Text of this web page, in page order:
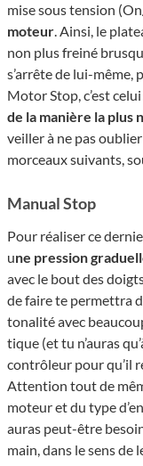
mise sous tension
moteur. Ainsi, le
non plus freiné
s’ar­rête de lui-même,
Motor Stop, c’est
de la manière la plus
veiller à ne pas
morceaux suivants,
Manual Stop
Pour réaliser ce
une pres­sion
avec le bout des
de faire te permet­tra
tona­lité avec
tique (et tu n’auras
contrôleur pour qu’il
Attention tout de
moteur et du type
auras peut-être
main, dans le sens